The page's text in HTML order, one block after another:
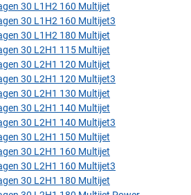
30 L1H2 160 Multijet
30 L1H2 160 Multijet3
30 L1H2 180 Multijet
30 L2H1 115 Multijet
30 L2H1 120 Multijet
30 L2H1 120 Multijet3
30 L2H1 130 Multijet
30 L2H1 140 Multijet
30 L2H1 140 Multijet3
30 L2H1 150 Multijet
30 L2H1 160 Multijet
30 L2H1 160 Multijet3
30 L2H1 180 Multijet